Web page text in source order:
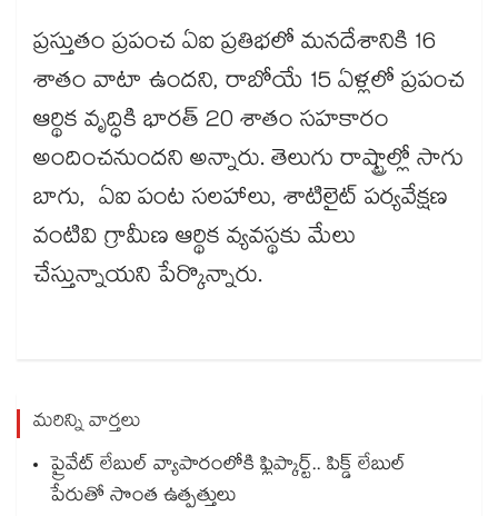
ప్రస్తుతం ప్రపంచ ఏఐ ప్రతిభలో మనదేశానికి 16
శాతం వాటా ఉందని, రాబోయే 15 ఏళ్లలో ప్రపంచ
ఆర్థిక వృద్ధికి భారత్ 20 శాతం సహకారం
అందించనుందని అన్నారు. తెలుగు రాష్ట్రాల్లో సాగు
బాగు, ఏఐ పంట సలహాలు, శాటిలైట్ పర్యవేక్షణ
వంటివి గ్రామీణ ఆర్థిక వ్యవస్థకు మేలు
చేస్తున్నాయని పేర్కొన్నారు.
మరిన్ని వార్తలు
ప్రైవేట్ లేబుల్ వ్యాపారంలోకి ఫ్లిప్కార్ట్.. పిక్డ్ లేబుల్
పేరుతో సొంత ఉత్పత్తులు